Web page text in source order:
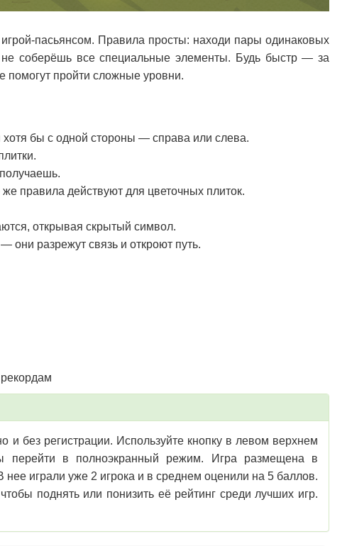
пасьянсом. Правила просты: находи пары одинаковых
соберёшь все специальные элементы. Будь быстр — за
помогут пройти сложные уровни.
бы с одной стороны — справа или слева.
правила действуют для цветочных плиток.
открывая скрытый символ.
они разрежут связь и откроют путь.
и без регистрации. Используйте кнопку в левом верхнем
перейти в полноэкранный режим. Игра размещена в
играли уже 2 игрока и в среднем оценили на 5 баллов.
поднять или понизить её рейтинг среди лучших игр.